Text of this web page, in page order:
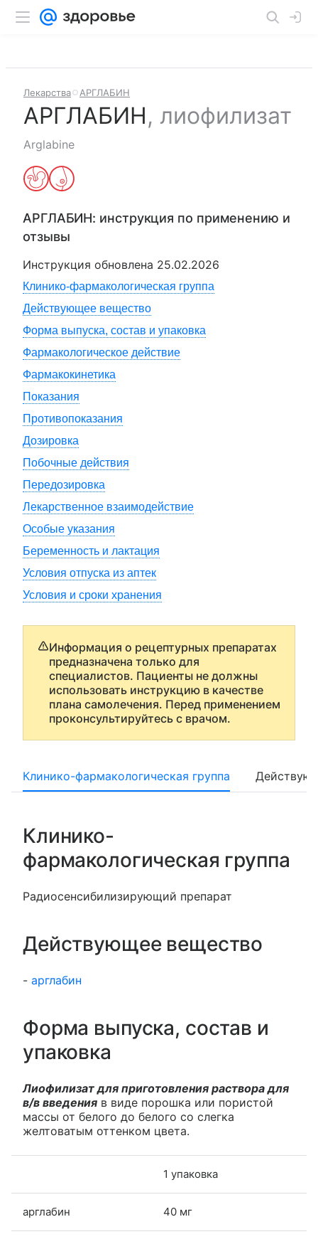
Лекарства АРГЛАБИН
АРГЛАБИН, лиофилизат
Arglabine
АРГЛАБИН: инструкция по применению и
отзывы
Инструкция обновлена 25.02.2026
Клинико-фармакологическая группа
Действующее вещество
Форма выпуска, состав и упаковка
Фармакологическое действие
Фармакокинетика
Показания
Противопоказания
Дозировка
Побочные действия
Передозировка
Лекарственное взаимодействие
Особые указания
Беременность и лактация
Условия отпуска из аптек
Условия и сроки хранения
Информация о рецептурных препаратах
предназначена только для
специалистов. Пациенты не должны
использовать инструкцию в качестве
плана самолечения. Перед применением
проконсультируйтесь с врачом.
Клинико-фармакологическая группа
Клинико-
фармакологическая группа
Радиосенсибилизирующий препарат
Действующее вещество
- арглабин
Форма выпуска, состав и
упаковка
Лиофилизат для приготовления раствора для
в/в введения в виде порошка или пористой
массы от белого до белого со слегка
желтоватым оттенком цвета.
1 упаковка
арглабин 40 мг